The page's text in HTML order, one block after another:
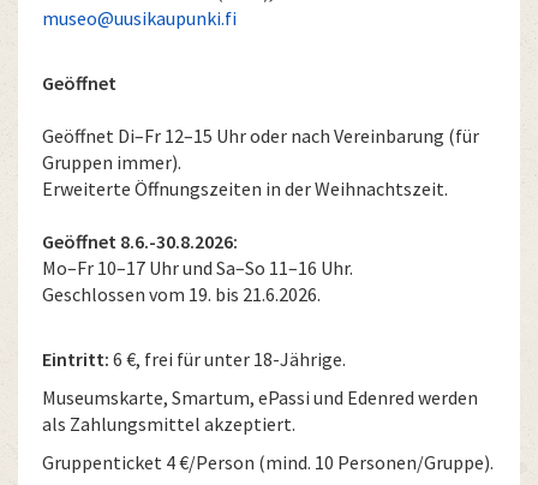
museo@uusikaupunki.fi
Geöffnet
Geöffnet Di–Fr 12–15 Uhr oder nach Vereinbarung (für
Gruppen immer).
Erweiterte Öffnungszeiten in der Weihnachtszeit.
Geöffnet 8.6.-30.8.2026:
Mo–Fr 10–17 Uhr und Sa–So 11–16 Uhr.
Geschlossen vom 19. bis 21.6.2026.
Eintritt: 6 €, frei für unter 18-Jährige.
Museums­karte, Smartum, ePassi und Edenred werden
als Zahlungsmittel akzeptiert.
Gruppenticket 4 €/Person (mind. 10 Personen/Gruppe).